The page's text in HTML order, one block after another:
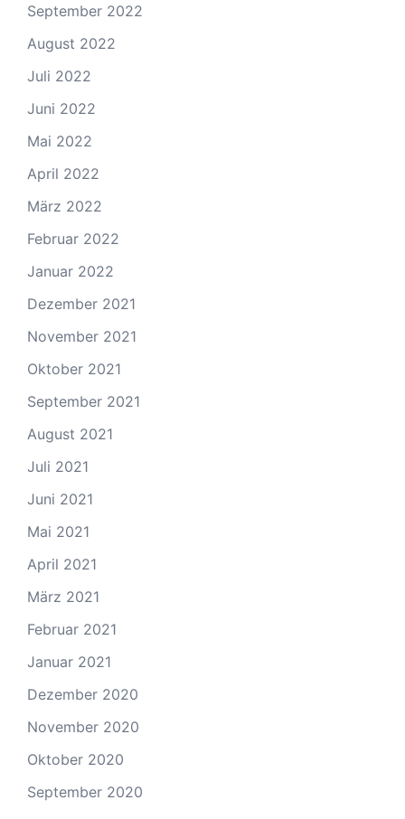
September 2022
August 2022
Juli 2022
Juni 2022
Mai 2022
April 2022
März 2022
Februar 2022
Januar 2022
Dezember 2021
November 2021
Oktober 2021
September 2021
August 2021
Juli 2021
Juni 2021
Mai 2021
April 2021
März 2021
Februar 2021
Januar 2021
Dezember 2020
November 2020
Oktober 2020
September 2020